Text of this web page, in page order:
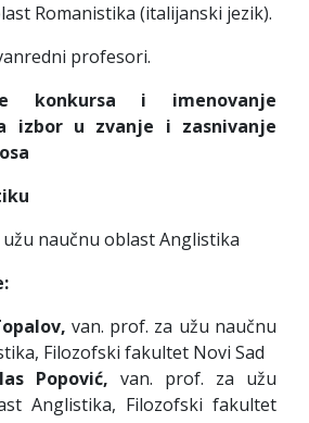
Romanistika (italijanski jezik).
profesori.
konkursa i imenovanje
izbor u zvanje i zasnivanje
naučnu oblast Anglistika
van. prof. za užu naučnu
Filozofski fakultet Novi Sad
Popović, van. prof. za užu
Anglistika, Filozofski fakultet